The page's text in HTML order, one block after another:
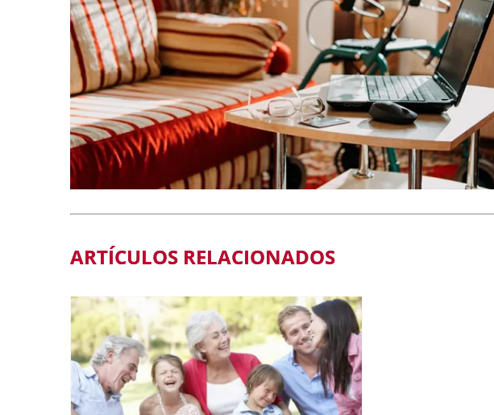
ARTÍCULOS RELACIONADOS
Los seguros de decesos aportan
protección integral